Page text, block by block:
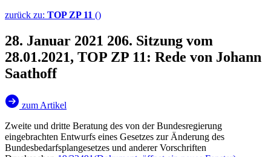
zurück zu: TOP ZP 11 ()
28. Januar 2021 206. Sitzung vom
28.01.2021, TOP ZP 11: Rede von Johann
Saathoff
zum Artikel
Zweite und dritte Beratung des von der Bundesregierung
eingebrachten Entwurfs eines Gesetzes zur Änderung des
Bundesbedarfsplangesetzes und anderer Vorschriften